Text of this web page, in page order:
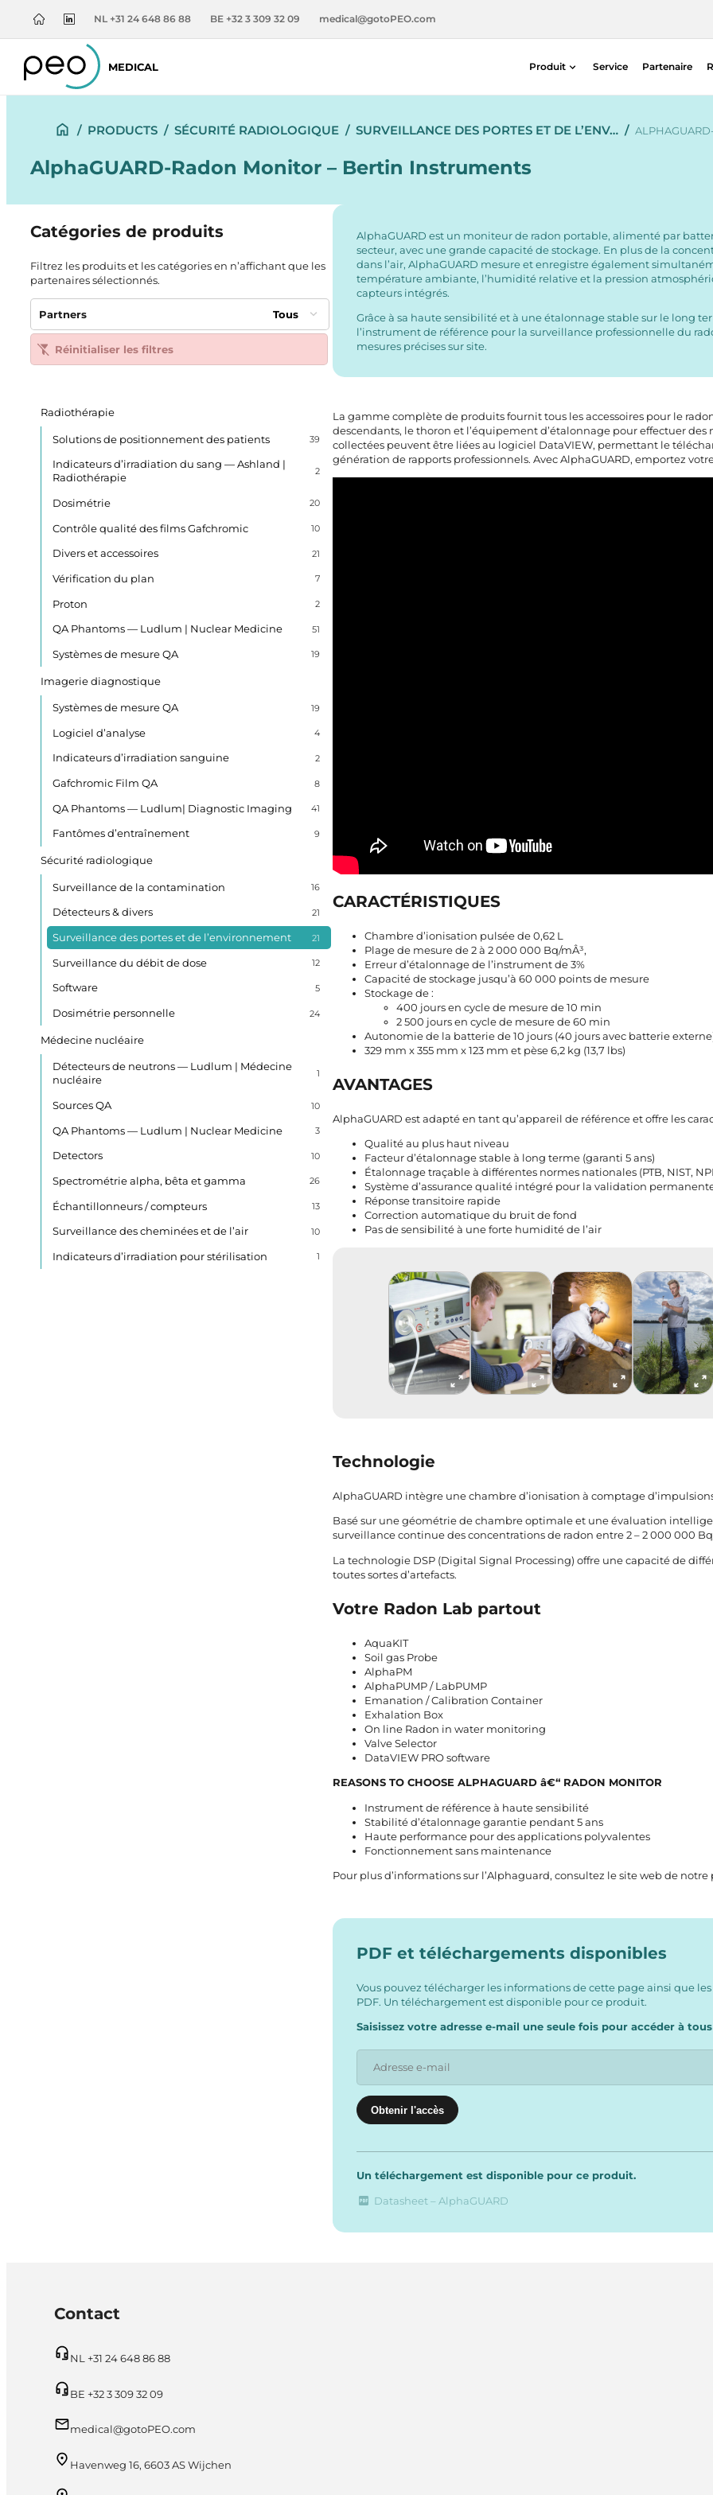
NL +31 24 648 86 88 BE +32 3 309 32 09 medical@gotoPEO.com
MEDICAL Produit
Imagerie diagnostique
Service Partenaire
/ PRODUCTS / SÉCURITÉ RADIOLOGIQUE / SURVEILLANCE DES PORTES ET DE L’ENV… /
AlphaGUARD-Radon Monitor – Bertin Instruments
Catégories de produits
Filtrez les produits et les catégories en n’affichant que les
partenaires sélectionnés.
Partners Tous
Réinitialiser les filtres
Radiothérapie
Solutions de positionnement des patients 39
Indicateurs d’irradiation du sang — Ashland |
Radiothérapie
2
Dosimétrie 20
Contrôle qualité des films Gafchromic 10
Divers et accessoires 21
Vérification du plan 7
Proton 2
QA Phantoms — Ludlum | Nuclear Medicine 51
Systèmes de mesure QA 19
Imagerie diagnostique
Systèmes de mesure QA 19
Logiciel d’analyse 4
Indicateurs d’irradiation sanguine 2
Gafchromic Film QA 8
QA Phantoms — Ludlum| Diagnostic Imaging 41
Fantômes d’entraînement 9
Sécurité radiologique
Surveillance de la contamination 16
Détecteurs & divers 21
Surveillance des portes et de l’environnement 21
Surveillance du débit de dose 12
Software 5
Dosimétrie personnelle 24
Médecine nucléaire
Détecteurs de neutrons — Ludlum | Médecine
nucléaire
1
Sources QA 10
QA Phantoms — Ludlum | Nuclear Medicine 3
Detectors 10
Spectrométrie alpha, bêta et gamma 26
Échantillonneurs / compteurs 13
Surveillance des cheminées et de l’air 10
Indicateurs d’irradiation pour stérilisation 1
AlphaGUARD est un moniteur de radon portable, alimenté par
secteur, avec une grande capacité de stockage. En plus de la
dans l’air, AlphaGUARD mesure et enregistre également
température ambiante, l’humidité relative et la pression
capteurs intégrés.
Grâce à sa haute sensibilité et à une étalonnage stable sur le long
l’instrument de référence pour la surveillance professionnelle du
mesures précises sur site.
La gamme complète de produits fournit tous les accessoires pour le
descendants, le thoron et l’équipement d’étalonnage pour effectuer des
collectées peuvent être liées au logiciel DataVIEW, permettant le
génération de rapports professionnels. Avec AlphaGUARD, emportez
CARACTÉRISTIQUES
Chambre d’ionisation pulsée de 0,62 L
Plage de mesure de 2 à 2 000 000 Bq/mÂ³,
Erreur d’étalonnage de l’instrument de 3%
Capacité de stockage jusqu’à 60 000 points de mesure
Stockage de :
400 jours en cycle de mesure de 10 min
2 500 jours en cycle de mesure de 60 min
Autonomie de la batterie de 10 jours (40 jours avec batterie
329 mm x 355 mm x 123 mm et pèse 6,2 kg (13,7 lbs)
AVANTAGES
AlphaGUARD est adapté en tant qu’appareil de référence et offre les
Qualité au plus haut niveau
Facteur d’étalonnage stable à long terme (garanti 5 ans)
Étalonnage traçable à différentes normes nationales (PTB, NIST,
Système d’assurance qualité intégré pour la validation
Réponse transitoire rapide
Correction automatique du bruit de fond
Pas de sensibilité à une forte humidité de l’air
Technologie
AlphaGUARD intègre une chambre d’ionisation à comptage
Basé sur une géométrie de chambre optimale et une évaluation
surveillance continue des concentrations de radon entre 2 – 2 000 000
La technologie DSP (Digital Signal Processing) offre une capacité de
toutes sortes d’artefacts.
Votre Radon Lab partout
AquaKIT
Soil gas Probe
AlphaPM
AlphaPUMP / LabPUMP
Emanation / Calibration Container
Exhalation Box
On line Radon in water monitoring
Valve Selector
DataVIEW PRO software
REASONS TO CHOOSE ALPHAGUARD â€“ RADON MONITOR
Instrument de référence à haute sensibilité
Stabilité d’étalonnage garantie pendant 5 ans
Haute performance pour des applications polyvalentes
Fonctionnement sans maintenance
Pour plus d’informations sur l’Alphaguard, consultez le site web de
PDF et téléchargements disponibles
Vous pouvez télécharger les informations de cette page ainsi que
PDF. Un téléchargement est disponible pour ce produit.
Saisissez votre adresse e-mail une seule fois pour accéder à
Un téléchargement est disponible pour ce produit.
Datasheet – AlphaGUARD
Contact
NL +31 24 648 86 88
BE +32 3 309 32 09
medical@gotoPEO.com
Havenweg 16, 6603 AS Wijchen